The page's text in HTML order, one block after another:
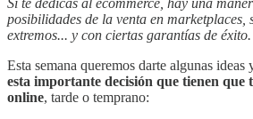
posibilidades de la venta en marketplaces,
extremos... y con ciertas garantías de éxito.
Esta semana queremos darte algunas ideas
esta importante decisión que tienen que
online, tarde o temprano: